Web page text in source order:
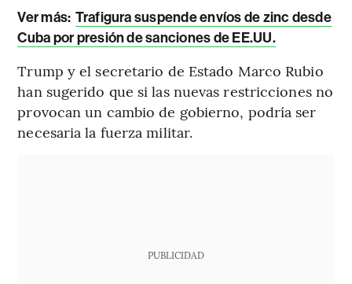
Ver más: Trafigura suspende envíos de zinc desde
Cuba por presión de sanciones de EE.UU.
Trump y el secretario de Estado Marco Rubio
han sugerido que si las nuevas restricciones no
provocan un cambio de gobierno, podría ser
necesaria la fuerza militar.
PUBLICIDAD